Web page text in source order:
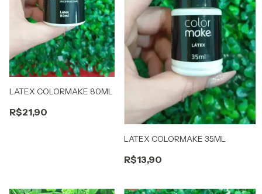
LATEX COLORMAKE 80ML
R$21,90
LATEX COLORMAKE 35ML
R$13,90